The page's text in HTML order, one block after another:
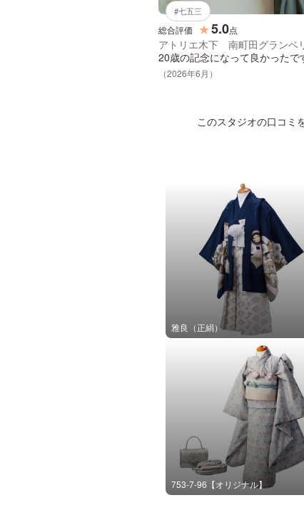
#七五三
総合評価 ★5.0点
アトリエ木下 南町田グランベ
20歳の記念になって良かったで
（2026年6月）
このスタジオの口コミ
雅良（正絹）
753-7-96【オリジナル】